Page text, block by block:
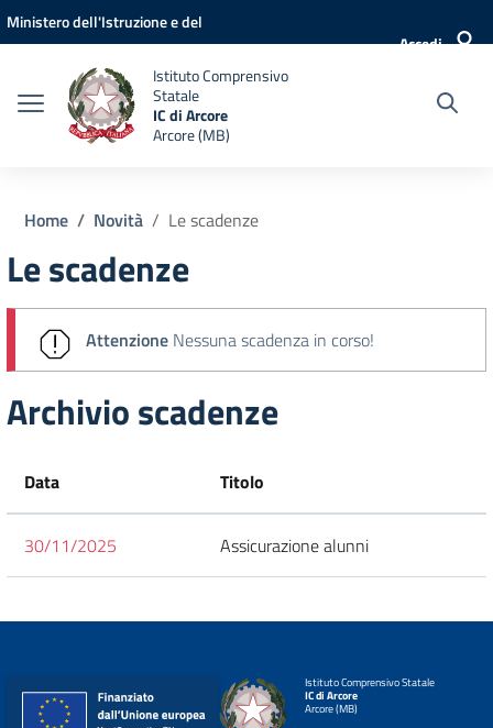
Vai ai contenuti
Vai al menu di navigazione
Vai al footer
Ministero dell'Istruzione e del
Accedi
Istituto Comprensivo
Statale
IC di Arcore
Arcore (MB)
Home Novità Le scadenze
Le scadenze
Attenzione Nessuna scadenza in corso!
Archivio scadenze
Data Titolo
30/11/2025 Assicurazione alunni
Istituto Comprensivo Statale
IC di Arcore
Arcore (MB)